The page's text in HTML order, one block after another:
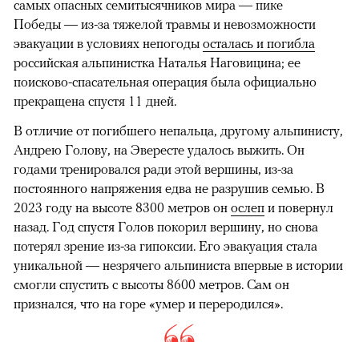
самых опасных семитысячников мира — пике
Победы — из-за тяжелой травмы и невозможности
эвакуации в условиях непогоды осталась и погибла
российская альпинистка Наталья Наговицина; ее
поисково-спасательная операция была официально
прекращена спустя 11 дней.
В отличие от погибшего непальца, другому альпинисту,
Андрею Голову, на Эвересте удалось выжить. Он
годами тренировался ради этой вершины, из-за
постоянного напряжения едва не разрушив семью. В
2023 году на высоте 8300 метров он ослеп и повернул
назад. Год спустя Голов покорил вершину, но снова
потерял зрение из-за гипоксии. Его эвакуация стала
уникальной — незрячего альпиниста впервые в истории
смогли спустить с высоты 8600 метров. Сам он
признался, что на горе «умер и переродился».